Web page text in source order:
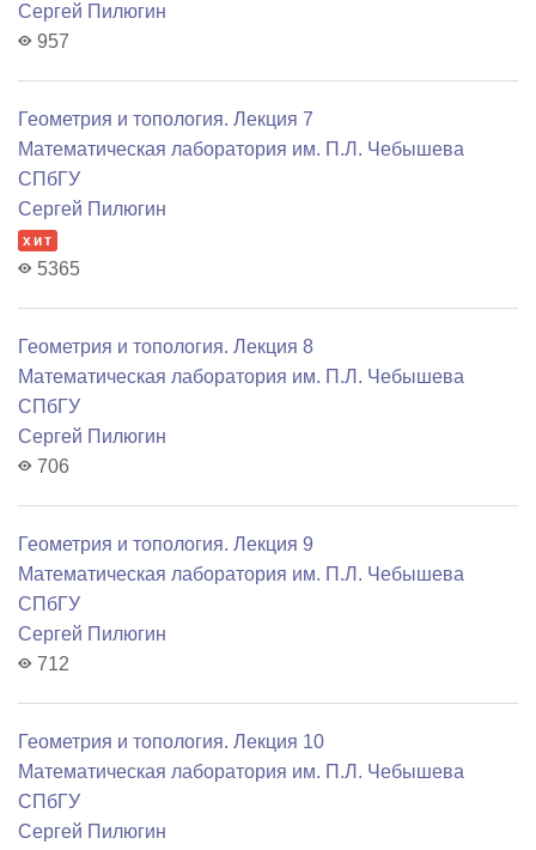
Сергей Пилюгин
957
Геометрия и топология. Лекция 7
Математичеcкая лаборатория им. П.Л. Чебышева
СПбГУ
Сергей Пилюгин
хит
5365
Геометрия и топология. Лекция 8
Математичеcкая лаборатория им. П.Л. Чебышева
СПбГУ
Сергей Пилюгин
706
Геометрия и топология. Лекция 9
Математичеcкая лаборатория им. П.Л. Чебышева
СПбГУ
Сергей Пилюгин
712
Геометрия и топология. Лекция 10
Математичеcкая лаборатория им. П.Л. Чебышева
СПбГУ
Сергей Пилюгин